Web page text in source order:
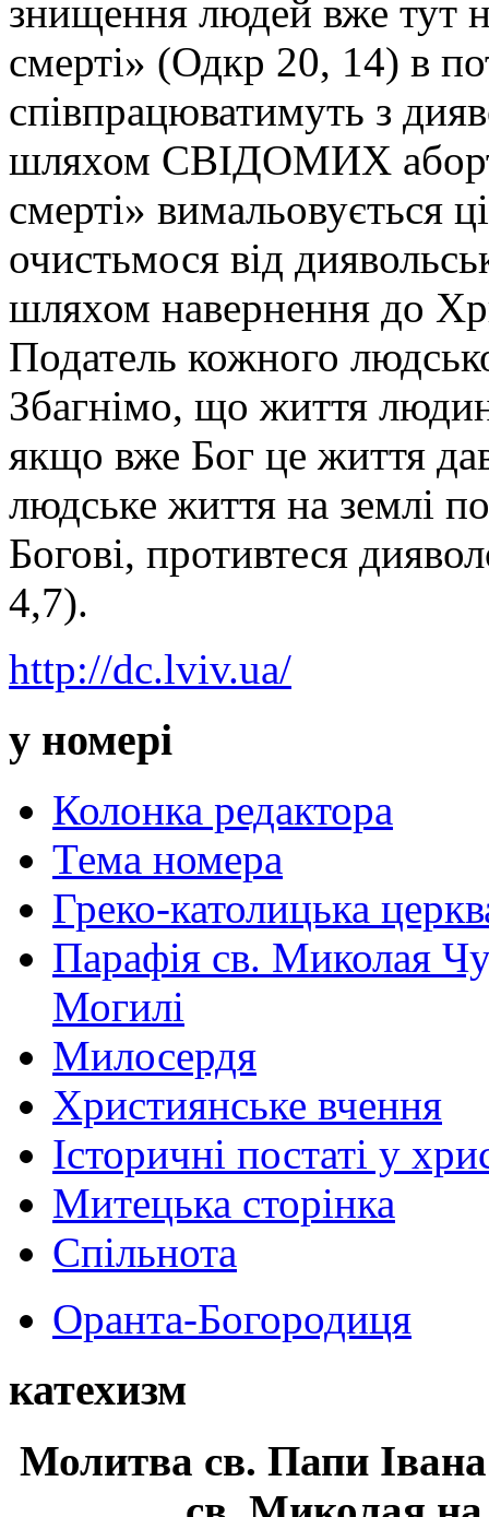
знищення людей вже тут
смерті» (Одкр 20, 14) в
співпрацюватимуть з
шляхом СВІДОМИХ
смерті» вимальовується
очистьмося від
шляхом навернення до
Податель кожного
Збагнімо, що життя
якщо вже Бог це життя
людське життя на землі
Богові, противтеся
4,7).
http://dc.lviv.ua/
у номері
Колонка редактора
Тема номера
Греко-католицька
Парафія св. Миколая
Могилі
Милосердя
Християнське вчення
Історичні постаті у
Митецька сторінка
Спільнота
Оранта-Богородиця
катехизм
Молитва св. Папи